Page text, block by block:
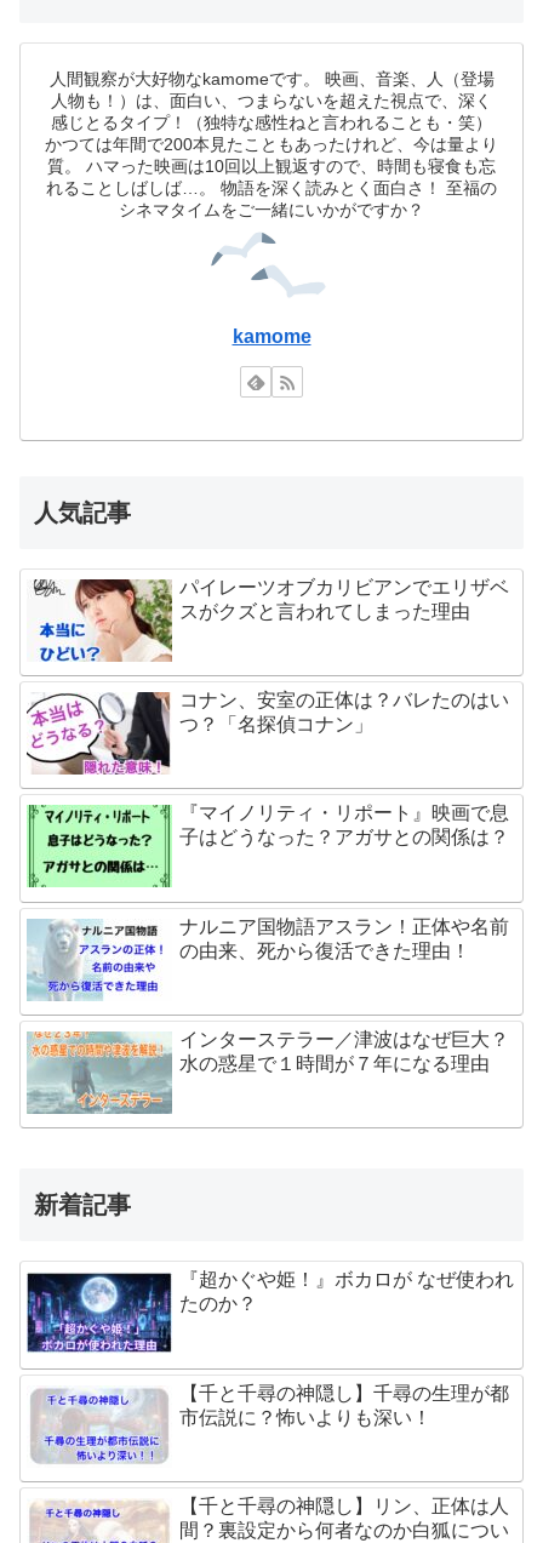
人間観察が大好物なkamomeです。 映画、音楽、人（登場
人物も！）は、面白い、つまらないを超えた視点で、深く
感じとるタイプ！（独特な感性ねと言われることも・笑）
かつては年間で200本見たこともあったけれど、今は量より
質。 ハマった映画は10回以上観返すので、時間も寝食も忘
れることしばしば…。 物語を深く読みとく面白さ！ 至福の
シネマタイムをご一緒にいかがですか？
kamome
人気記事
パイレーツオブカリビアンでエリザベ
スがクズと言われてしまった理由
コナン、安室の正体は？バレたのはい
つ？「名探偵コナン」
『マイノリティ・リポート』映画で息
子はどうなった？アガサとの関係は？
ナルニア国物語アスラン！正体や名前
の由来、死から復活できた理由！
インターステラー／津波はなぜ巨大？
水の惑星で１時間が７年になる理由
新着記事
『超かぐや姫！』ボカロが なぜ使われ
たのか？
【千と千尋の神隠し】千尋の生理が都
市伝説に？怖いよりも深い！
【千と千尋の神隠し】リン、正体は人
間？裏設定から何者なのか白狐につい